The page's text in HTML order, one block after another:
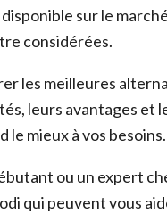
sur le
considérées.
les meilleures
leurs avantages et
le mieux à vos besoins.
ou un expert
qui peuvent vous